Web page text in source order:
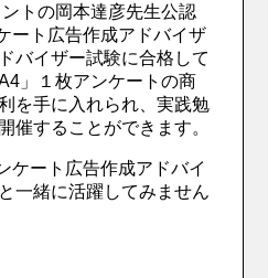
トの岡本達彦先生公認
ート広告作成アドバイザ
バイザー試験に合格して
」１枚アンケートの商
を手に入れられ、実践勉
催することができます。
ケート広告作成アドバイ
一緒に活躍してみません